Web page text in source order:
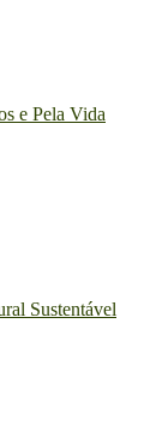
e Pela Vida
Sustentável